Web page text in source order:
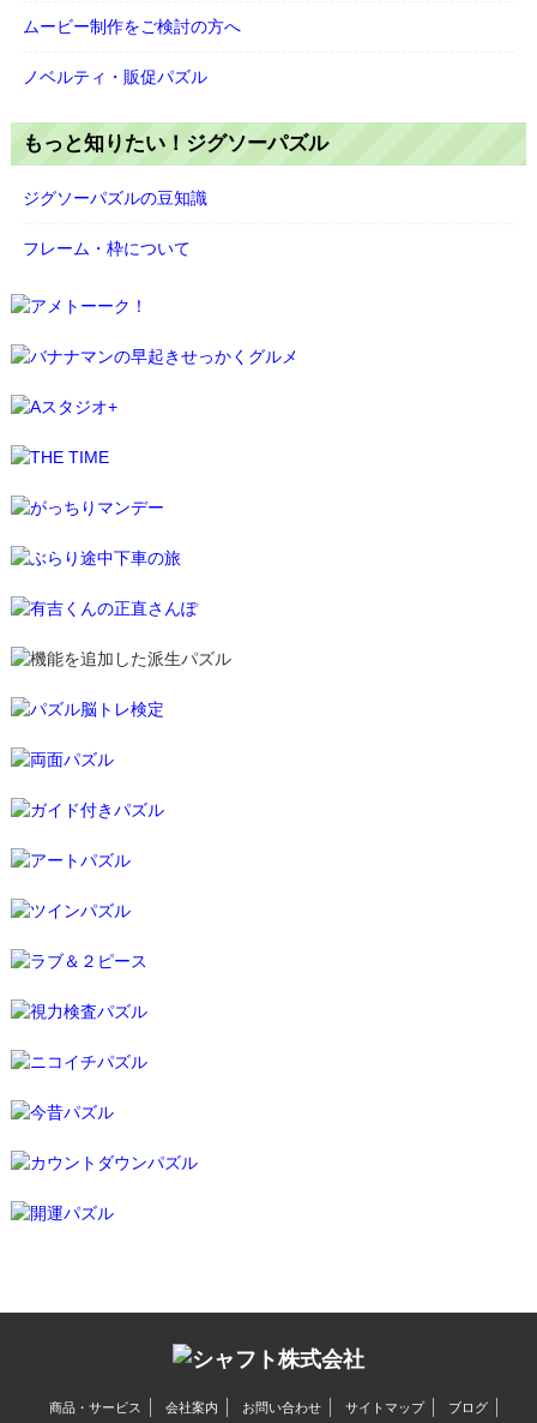
ムービー制作をご検討の方へ
ノベルティ・販促パズル
もっと知りたい！ジグソーパズル
ジグソーパズルの豆知識
フレーム・枠について
商品・サービス 会社案内 お問い合わせ サイトマップ ブログ